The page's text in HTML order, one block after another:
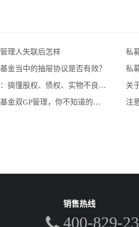
理人失联后怎样
金当中的抽屉协议是否有效？ 私
解析：搞懂股权、债权、实物不良资产的种类特征，妥妥滴！
私募基金双GP管理，你不知道的那些事。
销售热线
400-829-